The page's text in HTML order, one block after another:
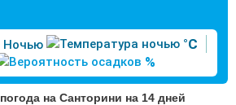
Ночью °C
%
погода на Санторини на 14 дней